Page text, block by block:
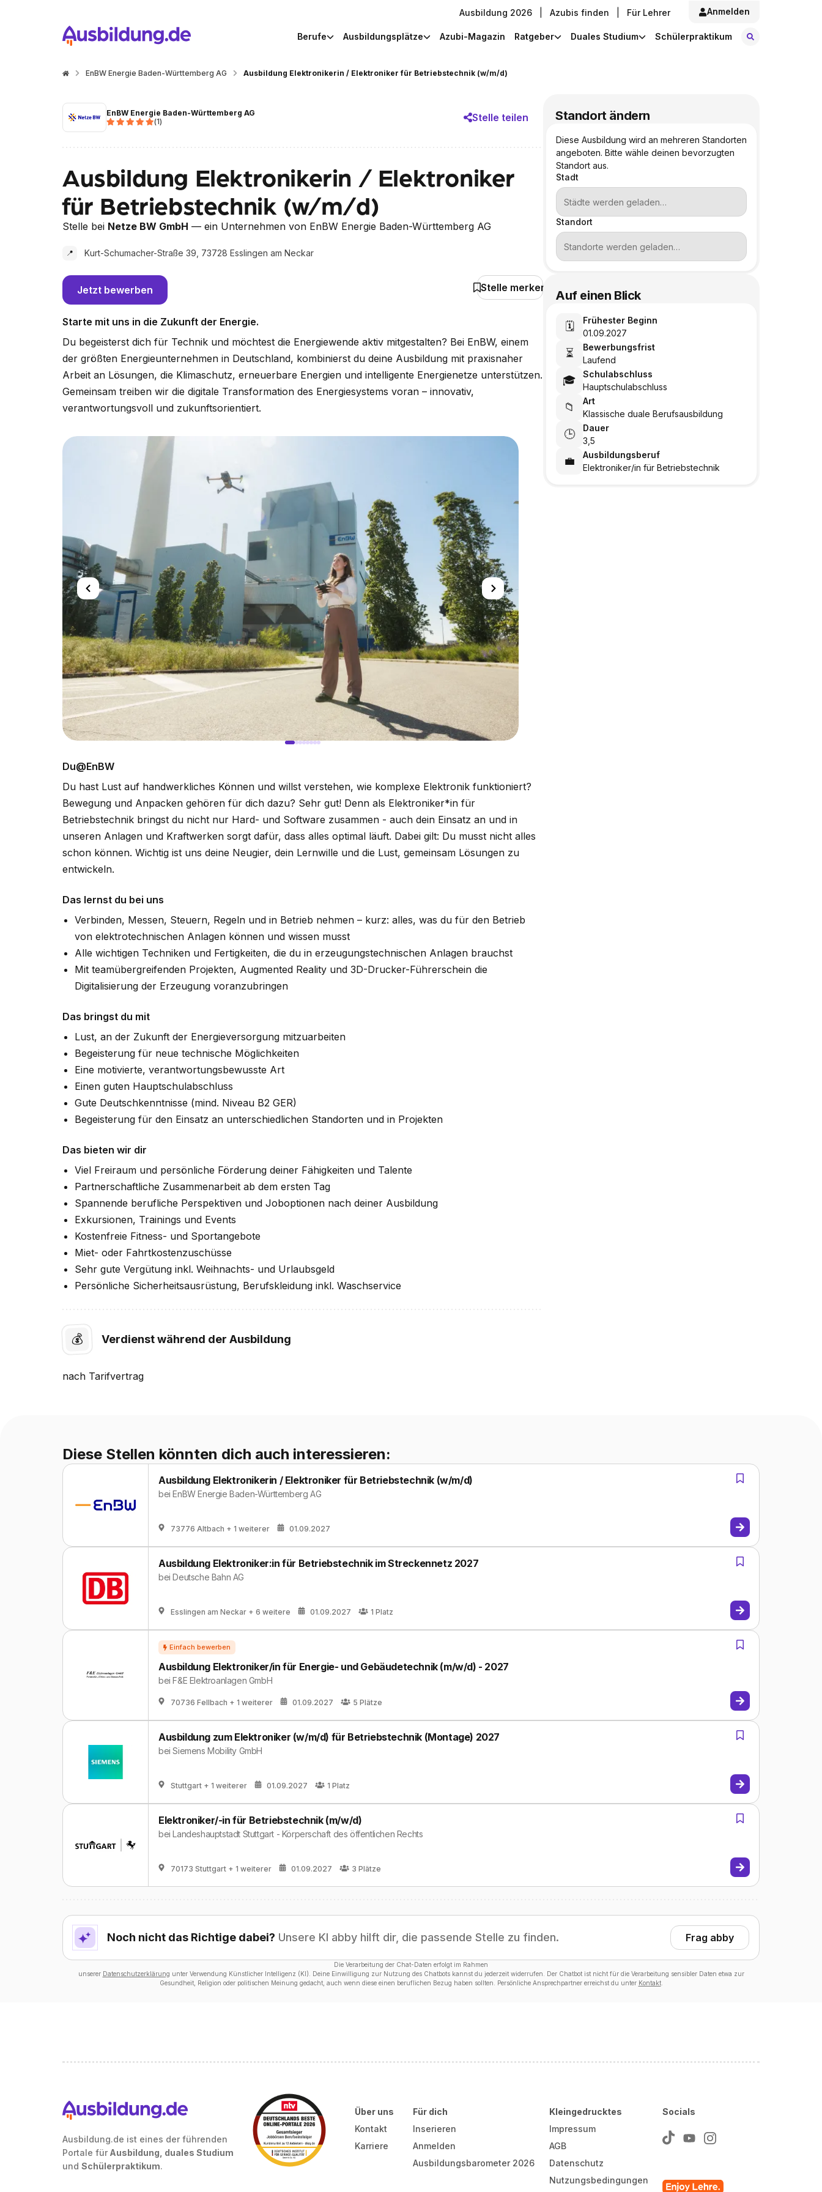
Ausbildung 2026 Azubis finden Für Lehrer Anmelden
Berufe Ausbildungsplätze Azubi-Magazin Ratgeber Duales Studium Schülerpraktikum
EnBW Energie Baden-Württemberg AG Ausbildung Elektronikerin / Elektroniker für Betriebstechnik (w/m/d)
EnBW Energie Baden-Württemberg AG
(1) Stelle teilen
Ausbildung Elektronikerin / Elektroniker
für Betriebstechnik (w/m/d)
Stelle bei Netze BW GmbH — ein Unternehmen von EnBW Energie Baden-Württemberg AG
📍 Kurt-Schumacher-Straße 39, 73728 Esslingen am Neckar
Jetzt bewerben Stelle merken
Starte mit uns in die Zukunft der Energie.
Du begeisterst dich für Technik und möchtest die Energiewende aktiv mitgestalten? Bei EnBW, einem
der größten Energieunternehmen in Deutschland, kombinierst du deine Ausbildung mit praxisnaher
Arbeit an Lösungen, die Klimaschutz, erneuerbare Energien und intelligente Energienetze unterstützen.
Gemeinsam treiben wir die digitale Transformation des Energiesystems voran – innovativ,
verantwortungsvoll und zukunftsorientiert.
Du@EnBW
Du hast Lust auf handwerkliches Können und willst verstehen, wie komplexe Elektronik funktioniert?
Bewegung und Anpacken gehören für dich dazu? Sehr gut! Denn als Elektroniker*in für
Betriebstechnik bringst du nicht nur Hard- und Software zusammen - auch dein Einsatz an und in
unseren Anlagen und Kraftwerken sorgt dafür, dass alles optimal läuft. Dabei gilt: Du musst nicht alles
schon können. Wichtig ist uns deine Neugier, dein Lernwille und die Lust, gemeinsam Lösungen zu
entwickeln.
Das lernst du bei uns
Verbinden, Messen, Steuern, Regeln und in Betrieb nehmen – kurz: alles, was du für den Betrieb
von elektrotechnischen Anlagen können und wissen musst
Alle wichtigen Techniken und Fertigkeiten, die du in erzeugungstechnischen Anlagen brauchst
Mit teamübergreifenden Projekten, Augmented Reality und 3D-Drucker-Führerschein die
Digitalisierung der Erzeugung voranzubringen
Das bringst du mit
Lust, an der Zukunft der Energieversorgung mitzuarbeiten
Begeisterung für neue technische Möglichkeiten
Eine motivierte, verantwortungsbewusste Art
Einen guten Hauptschulabschluss
Gute Deutschkenntnisse (mind. Niveau B2 GER)
Begeisterung für den Einsatz an unterschiedlichen Standorten und in Projekten
Das bieten wir dir
Viel Freiraum und persönliche Förderung deiner Fähigkeiten und Talente
Partnerschaftliche Zusammenarbeit ab dem ersten Tag
Spannende berufliche Perspektiven und Joboptionen nach deiner Ausbildung
Exkursionen, Trainings und Events
Kostenfreie Fitness- und Sportangebote
Miet- oder Fahrtkostenzuschüsse
Sehr gute Vergütung inkl. Weihnachts- und Urlaubsgeld
Persönliche Sicherheitsausrüstung, Berufskleidung inkl. Waschservice
💰 Verdienst während der Ausbildung
nach Tarifvertrag
Standort ändern
Diese Ausbildung wird an mehreren Standorten
angeboten. Bitte wähle deinen bevorzugten
Standort aus.
Stadt
Standort
Auf einen Blick
🗓️
Frühester Beginn
01.09.2027
⏳
Bewerbungsfrist
Laufend
🎓
Schulabschluss
Hauptschulabschluss
📁
Art
Klassische duale Berufsausbildung
🕒
Dauer
3,5
💼
Ausbildungsberuf
Elektroniker/in für Betriebstechnik
Diese Stellen könnten dich auch interessieren:
Ausbildung Elektronikerin / Elektroniker für Betriebstechnik (w/m/d)
beiEnBW Energie Baden-Württemberg AG
73776 Altbach + 1 weiterer 01.09.2027
Ausbildung Elektroniker:in für Betriebstechnik im Streckennetz 2027
beiDeutsche Bahn AG
Esslingen am Neckar + 6 weitere 01.09.2027 1 Platz
Ausbildung Elektroniker/in für Energie- und Gebäudetechnik (m/w/d) - 2027
beiF&E Elektroanlagen GmbH
70736 Fellbach + 1 weiterer 01.09.2027 5 Plätze
Ausbildung zum Elektroniker (w/m/d) für Betriebstechnik (Montage) 2027
beiSiemens Mobility GmbH
Stuttgart + 1 weiterer 01.09.2027 1 Platz
Elektroniker/-in für Betriebstechnik (m/w/d)
beiLandeshauptstadt Stuttgart - Körperschaft des öffentlichen Rechts
70173 Stuttgart + 1 weiterer 01.09.2027 3 Plätze
Noch nicht das Richtige dabei? Unsere KI abby hilft dir, die passende Stelle zu finden. Frag abby
Die Verarbeitung der Chat-Daten erfolgt im Rahmen
unserer Datenschutzerklärung unter Verwendung Künstlicher Intelligenz (KI). Deine Einwilligung zur Nutzung des Chatbots kannst du jederzeit widerrufen. Der Chatbot ist nicht für die Verarbeitung sensibler Daten etwa zur
Gesundheit, Religion oder politischen Meinung gedacht, auch wenn diese einen beruflichen Bezug haben sollten. Persönliche Ansprechpartner erreichst du unter Kontakt.
Ausbildung.de ist eines der führenden
Portale für Ausbildung, duales Studium
und Schülerpraktikum.
Über uns
Kontakt
Karriere
Für dich
Inserieren
Anmelden
Ausbildungsbarometer 2026
Kleingedrucktes
Impressum
AGB
Datenschutz
Nutzungsbedingungen
Socials